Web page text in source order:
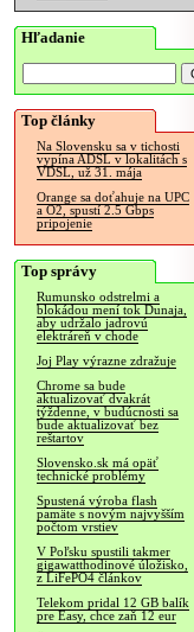
Hľadanie
Top články
Na Slovensku sa v tichosti
vypína ADSL v lokalitách s
VDSL, už 31. mája
Orange sa doťahuje na UPC
a O2, spustí 2.5 Gbps
pripojenie
Top správy
Rumunsko odstrelmi a
blokádou mení tok Dunaja,
aby udržalo jadrovú
elektráreň v chode
Joj Play výrazne zdražuje
Chrome sa bude
aktualizovať dvakrát
týždenne, v budúcnosti sa
bude aktualizovať bez
reštartov
Slovensko.sk má opäť
technické problémy
Spustená výroba flash
pamäte s novým najvyšším
počtom vrstiev
V Poľsku spustili takmer
gigawatthodinové úložisko,
z LiFePO4 článkov
Telekom pridal 12 GB balík
pre Easy, chce zaň 12 eur